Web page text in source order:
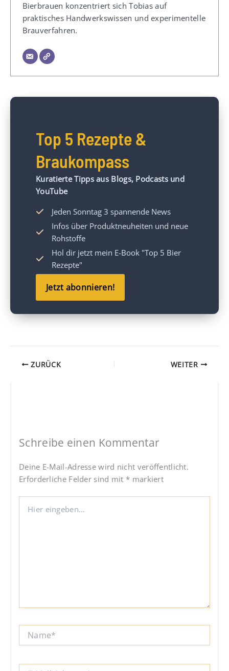
Bierbrauen konzentriert sich Tobias auf
praktisches Handwerkswissen und experimentelle
Brauverfahren.
Top 5 Rezepte &
Braukompass
Kuratierte Tipps aus Blogs, Podcasts und
YouTube
Jeden Sonntag 3 spannende News
Infos über Produktneuheiten und neue
Rohstoffe
Hol dir jetzt mein E-Book "Top 5 Bier
Rezepte"
Jetzt abonnieren!
ZURÜCK WEITER
Schreibe einen Kommentar
Deine E-Mail-Adresse wird nicht veröffentlicht.
Erforderliche Felder sind mit * markiert
eingeben…